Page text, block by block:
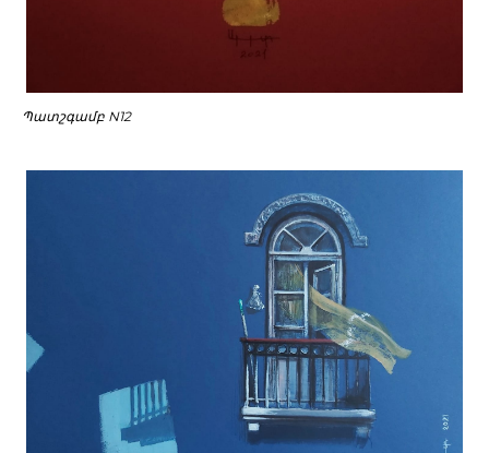
Պատշգամբ N12